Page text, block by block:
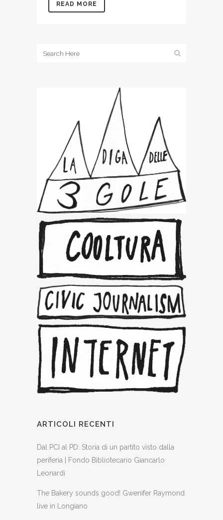
READ MORE
ARTICOLI RECENTI
Dal PCI al PD: Storia di un partito visto dalla
periferia | Fondo Bibliotecario Giancarlo
Leonardi
The Bakery sounds good! Gwenifer Raymond
live in Longiano